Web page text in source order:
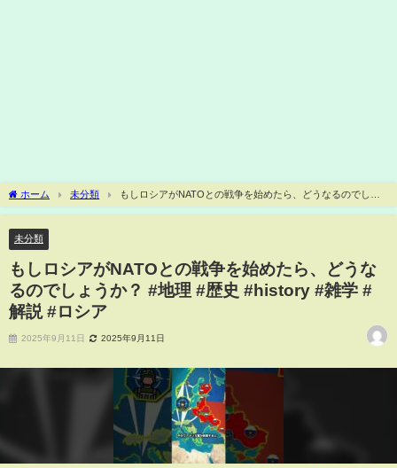
ホーム 未分類
もしロシアがNATOとの戦争を始めたら、どうなるのでしょ
うか？ #地理 #歴史 #history #雑学 #解説 #ロシア
未分類
もしロシアがNATOとの戦争を始めたら、どうな
るのでしょうか？ #地理 #歴史 #history #雑学 #
解説 #ロシア
2025年9月11日 2025年9月11日